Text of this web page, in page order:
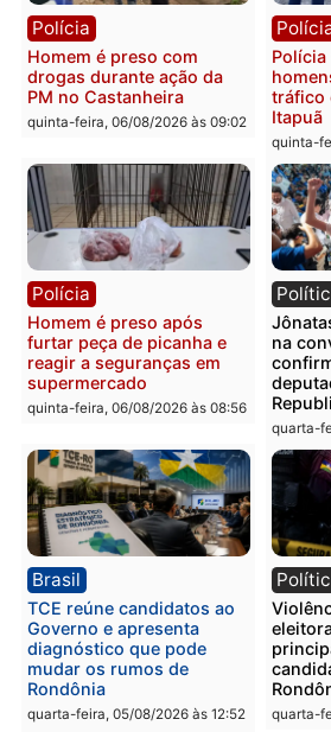
Policiais militares
recuperam moto furtada e
prendem trio na zona
Leste
quinta-feira, 06/08/2026 às 09:28
na
é
Polícia
Homem é esfaqueado no
tórax durante briga com
vizinho no bairro Ulysses
Guimarães
quinta-feira, 06/08/2026 às 09:24
Polícia
Homem é preso com
drogas durante ação da
PM no Castanheira
quinta-feira, 06/08/2026 às 09:02